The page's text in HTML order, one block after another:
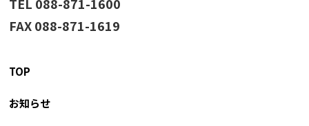
TEL 088-871-1600
FAX 088-871-1619
TOP
お知らせ